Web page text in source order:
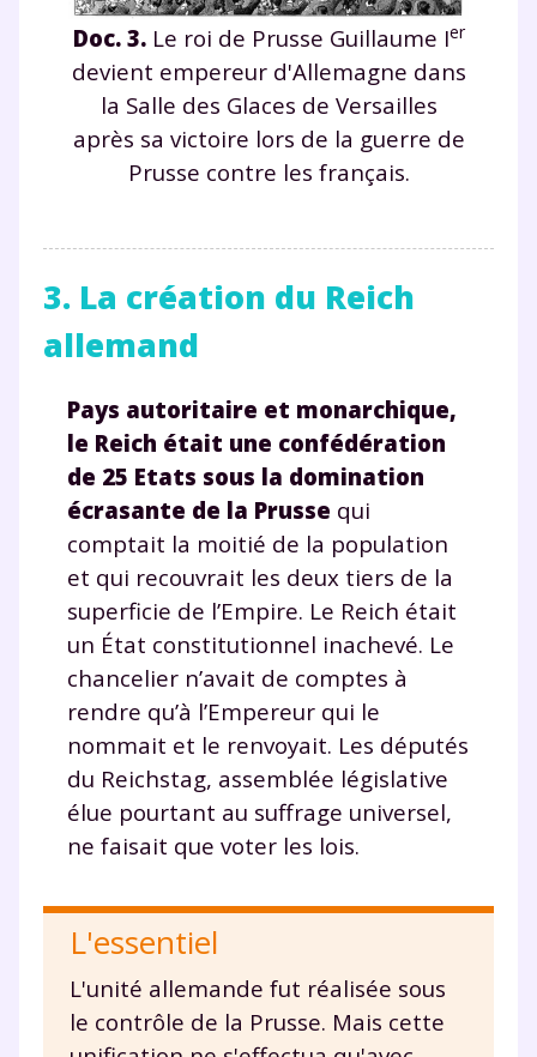
Doc. 3.Le roi de Prusse Guillaume Ier
devient empereur d'Allemagne dans
la Salle des Glaces de Versailles
après sa victoire lors de la guerre de
Prusse contre les français.
3. La création du Reich
allemand
Pays autoritaire et monarchique,
le Reich était une confédération
de 25 Etats sous la domination
écrasante de la Prusse qui
comptait la moitié de la population
et qui recouvrait les deux tiers de la
superficie de l’Empire. Le Reich était
un État constitutionnel inachevé. Le
chancelier n’avait de comptes à
rendre qu’à l’Empereur qui le
nommait et le renvoyait. Les députés
du Reichstag, assemblée législative
élue pourtant au suffrage universel,
ne faisait que voter les lois.
L'essentiel
L'unité allemande fut réalisée sous
le contrôle de la Prusse. Mais cette
Fermer
Envie de progresser
et de réussir votre
année scolaire ?
Testez gratuitement
pendant 24h notre
plateforme de soutien
scolaire !
Fiches de cours et vidéos ,exercices
corrigés,podcasts de révisions
Unespace dédié aux parents
Tout le programme scolaire du CP à
la Terminale
à la demande par tchat, audio ou
vidéo